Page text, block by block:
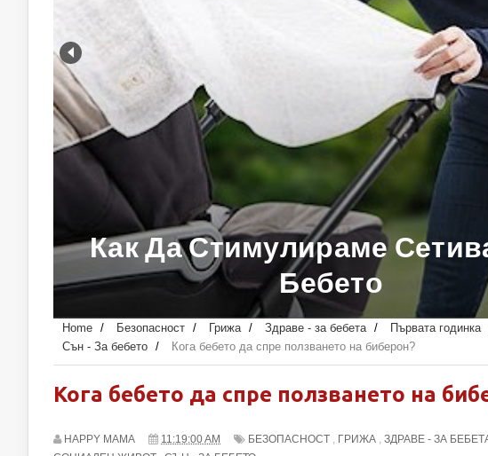
8 Причини Децата Ви Да
Носят Слънчеви Очила
Зимата!
Home / Безопасност / Грижа / Здраве - за бебета / Първата годинка
Сън - За бебето / Кога бебето да спре ползването на биберон?
Кога бебето да спре ползването на
HAPPY MAMA 11:19:00 AM БЕЗОПАСНОСТ , ГРИЖА , ЗДРАВЕ - ЗА